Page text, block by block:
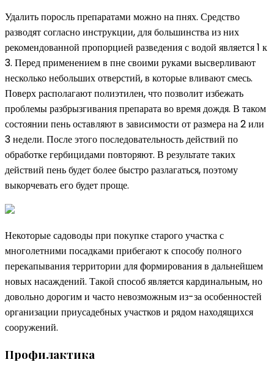
Удалить поросль препаратами можно на пнях. Средство
разводят согласно инструкции, для большинства из них
рекомендованной пропорцией разведения с водой является 1 к
3. Перед применением в пне своими руками высверливают
несколько небольших отверстий, в которые вливают смесь.
Поверх располагают полиэтилен, что позволит избежать
проблемы разбрызгивания препарата во время дождя. В таком
состоянии пень оставляют в зависимости от размера на 2 или
3 недели. После этого последовательность действий по
обработке гербицидами повторяют. В результате таких
действий пень будет более быстро разлагаться, поэтому
выкорчевать его будет проще.
Некоторые садоводы при покупке старого участка с
многолетними посадками прибегают к способу полного
перекапывания территории для формирования в дальнейшем
новых насаждений. Такой способ является кардинальным, но
довольно дорогим и часто невозможным из-за особенностей
организации приусадебных участков и рядом находящихся
сооружений.
Профилактика